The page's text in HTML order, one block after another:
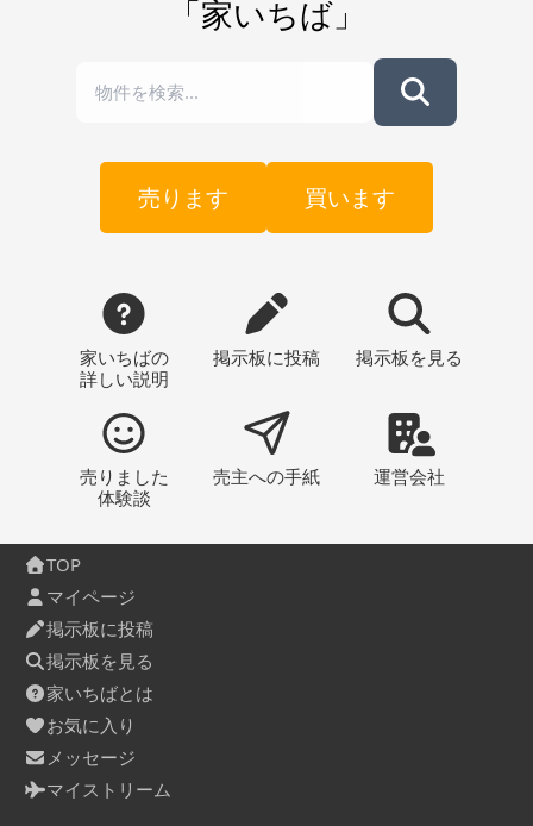
「家いちば」
売ります 買います
家いちばの
詳しい説明
掲示板に投稿 掲示板 を見る
売りました
体験談
売主への手紙 運営会社
TOP
マイページ
掲示板に投稿
掲示板を見る
家いちばとは
お気に入り
メッセージ
マイストリーム